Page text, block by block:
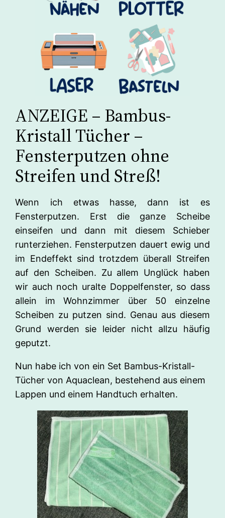
ANZEIGE – Bambus-
Kristall Tücher –
Fensterputzen ohne
Streifen und Streß!
Wenn ich etwas hasse, dann ist es
Fensterputzen. Erst die ganze Scheibe
einseifen und dann mit diesem Schieber
runterziehen. Fensterputzen dauert ewig und
im Endeffekt sind trotzdem überall Streifen
auf den Scheiben. Zu allem Unglück haben
wir auch noch uralte Doppelfenster, so dass
allein im Wohnzimmer über 50 einzelne
Scheiben zu putzen sind. Genau aus diesem
Grund werden sie leider nicht allzu häufig
geputzt.
Nun habe ich von ein Set Bambus-Kristall-
Tücher von Aquaclean, bestehend aus einem
Lappen und einem Handtuch erhalten.